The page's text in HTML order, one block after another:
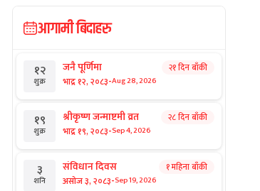
आगामी बिदाहरु
१२
शुक्र
जनै पूर्णिमा
भाद्र १२, २०८३-Aug 28, 2026
२१ दिन बाँकी
१९
शुक्र
श्रीकृष्ण जन्माष्टमी व्रत
भाद्र १९, २०८३-Sep 4, 2026
२८ दिन बाँकी
३
शनि
संविधान दिवस
असोज ३, २०८३-Sep 19, 2026
१ महिना बाँकी